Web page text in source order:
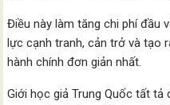
Điều này làm tăng chi phí đầu
lực cạnh tranh, cản trở và tạo
hành chính đơn giản nhất.
Giới học giả Trung Quốc tất tả